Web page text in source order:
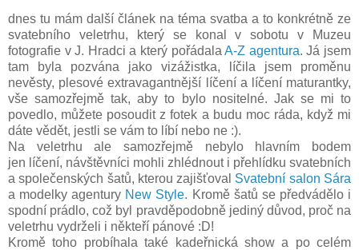
dnes tu mám další článek na téma svatba a to konkrétně ze
svatebního veletrhu, který se konal v sobotu v Muzeu
fotografie v J. Hradci a který pořádalaA-Z agentura. Já jsem
tam byla pozvána jako vizážistka, líčila jsem proměnu
nevěsty, plesové extravagantnější líčení a líčení maturantky,
vše samozřejmě tak, aby to bylo nositelné. Jak se mi to
povedlo, můžete posoudit z fotek a budu moc ráda, když mi
dáte vědět, jestli se vám to líbí nebo ne :).
Na veletrhu ale samozřejmě nebylo hlavním bodem
jen líčení, návštěvníci mohli zhlédnout i přehlídku svatebních
a společenských šatů, kterou zajišťoval Svatební salon Sára
a modelky agentury New Style. Kromě šatů se předvádělo i
spodní prádlo, což byl pravděpodobně jediný důvod, proč na
veletrhu vydrželi i někteří pánové :D!
Kromě toho probíhala také kadeřnická show a po celém